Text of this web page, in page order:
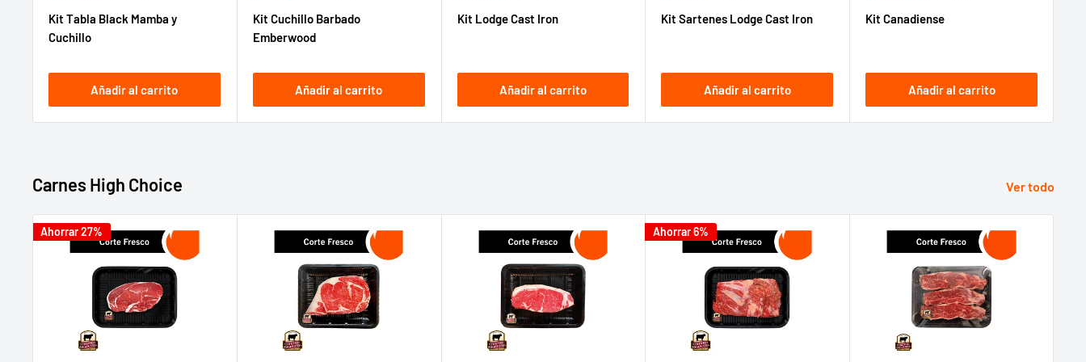
venta
Kit Tabla Black Mamba y
Cuchillo
Añadir al carrito
venta
Kit Cuchillo Barbado
Emberwood
Añadir al carrito
venta
Kit Lodge Cast Iron
Añadir al carrito
venta
Kit Sartenes Lodge Cast Iron
Añadir al carrito
venta
Kit Canadiense
Añadir al carrito
Carnes High Choice Ver todo
Ahorrar 27% Ahorrar 6%